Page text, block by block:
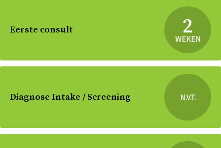
Eerste consult 2
WEKEN
Diagnose Intake / Screening N.V.T.